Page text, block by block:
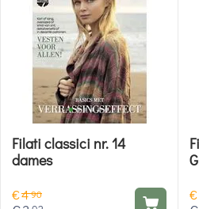
Filati classici nr. 14
dames
€490 €